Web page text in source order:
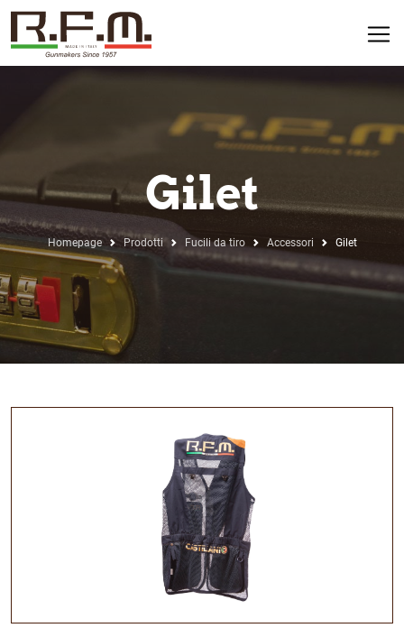
Gilet
Homepage Prodotti Fucili da tiro Accessori Gilet